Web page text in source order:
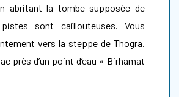
abritant la tombe supposée de
sont caillouteuses. Vous
vers la steppe de Thogra.
près d’un point d’eau « Birhamat